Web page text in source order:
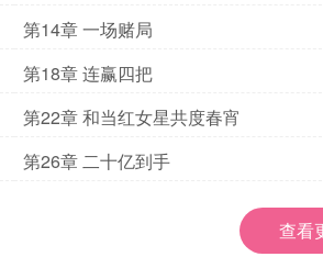
第14章 一场赌局
第18章 连赢四把
第22章 和当红女星共度春宵
第26章 二十亿到手
查看